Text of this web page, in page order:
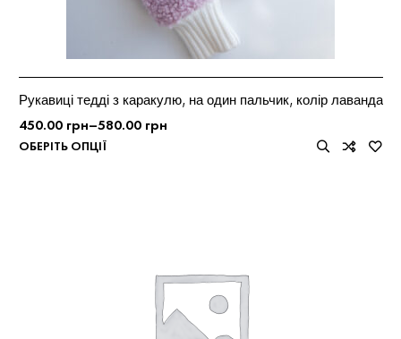
Рукавиці тедді з каракулю, на один пальчик, колір лаванда
450.00 грн–580.00 грн
ОБЕРІТЬ ОПЦІЇ